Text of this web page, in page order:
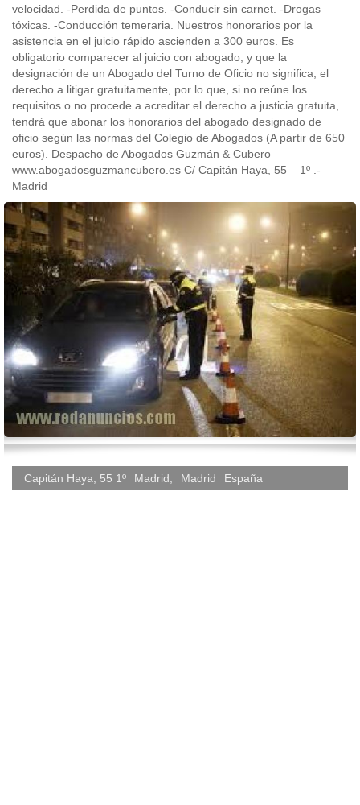
velocidad. -Perdida de puntos. -Conducir sin carnet. -Drogas
tóxicas. -Conducción temeraria. Nuestros honorarios por la
asistencia en el juicio rápido ascienden a 300 euros. Es
obligatorio comparecer al juicio con abogado, y que la
designación de un Abogado del Turno de Oficio no significa, el
derecho a litigar gratuitamente, por lo que, si no reúne los
requisitos o no procede a acreditar el derecho a justicia gratuita,
tendrá que abonar los honorarios del abogado designado de
oficio según las normas del Colegio de Abogados (A partir de 650
euros). Despacho de Abogados Guzmán & Cubero
www.abogadosguzmancubero.es C/ Capitán Haya, 55 – 1º .-
Madrid
Capitán Haya, 55 1º Madrid Madrid España